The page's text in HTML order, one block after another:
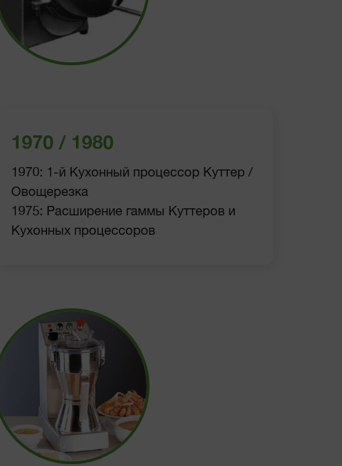
1970 / 1980
1970: 1-й Кухонный процессор Куттер /
Овощерезка
1975: Расширение гаммы Куттеров и
Кухонных процессоров